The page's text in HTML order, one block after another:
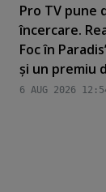
Pro TV pune
încercare.
Foc în
şi un premiu
6 AUG 2026